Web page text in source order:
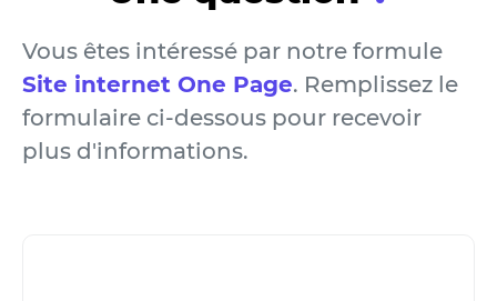
Vous êtes intéressé par notre formule
Site internet One Page. Remplissez le
formulaire ci-dessous pour recevoir
plus d'informations.